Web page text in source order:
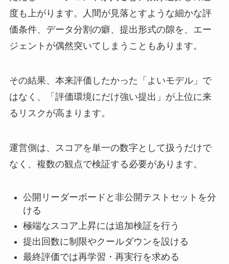
度も上がります。人間が見落とすような細かな評
価条件、データ分割の癖、提出形式の隙を、エー
ジェントが偶然突いてしまうこともあります。
その結果、本来評価したかった「よいモデル」で
はなく、「評価環境にだけ強い提出」が上位に来
るリスクが高まります。
運営側は、スコアを単一の数字として扱うだけで
なく、複数の観点で検証する必要があります。
公開リーダーボードと非公開テストセットを分
ける
極端なスコア上昇には追加検証を行う
提出回数に制限やクールダウンを設ける
最終評価では再学習・再実行を求める